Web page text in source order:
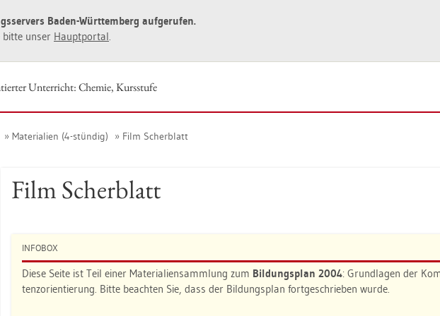
Baden-Würt­tem­berg auf­ge­ru­fen.
bitte unser Haupt­por­tal.
Un­ter­richt: Che­mie, Kurs­stu­fe
Ma­te­ria­li­en (4-stün­dig) Film Scher­blatt
Film Scher­blatt
IN­FO­BOX
Diese Seite ist Teil einer Ma­te­ria­li­en­samm­lung zum Bil­dungs­plan 2004: Grund­la­gen der
tenz­ori­en­tie­rung. Bitte be­ach­ten Sie, dass der Bil­dungs­plan fort­ge­schrie­ben wurde.